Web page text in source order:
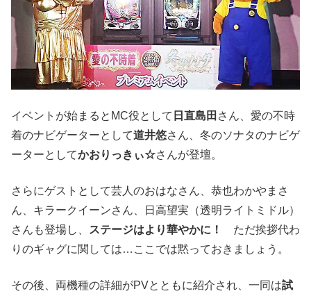
イベントが始まるとMC役として 日直島田 さん、愛の不時
着のナビゲーターとして道井悠さん、冬のソナタのナビゲ
ーターとしてかおりっきぃ☆さんが登壇。
さらにゲストとして芸人のおはなさん、恭也わかやまさ
ん、キラークイーンさん、日高望実（透明ライトミドル）
さんも登場し、
ステージはより華やかに！
ただ挨拶代わ
りのギャグに関しては…ここでは黙っておきましょう。
その後、両機種の詳細がPVとともに紹介され、一同は試